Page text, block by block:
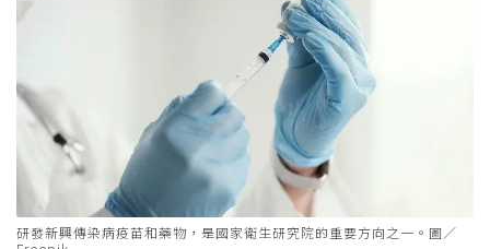
研發新興傳染病疫苗和藥物，是國家衛生研究院的重要方向之一。圖／